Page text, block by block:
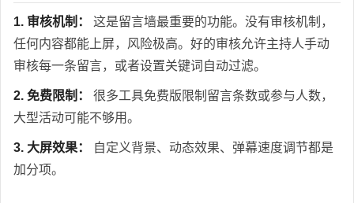
1. 审核机制：
这是留言墙最重要的功能。没有审核机制，
任何内容都能上屏，风险极高。好的审核允许主持人手动
审核每一条留言，或者设置关键词自动过滤。
2. 免费限制：
很多工具免费版限制留言条数或参与人数，
大型活动可能不够用。
3. 大屏效果：
自定义背景、动态效果、弹幕速度调节都是
加分项。